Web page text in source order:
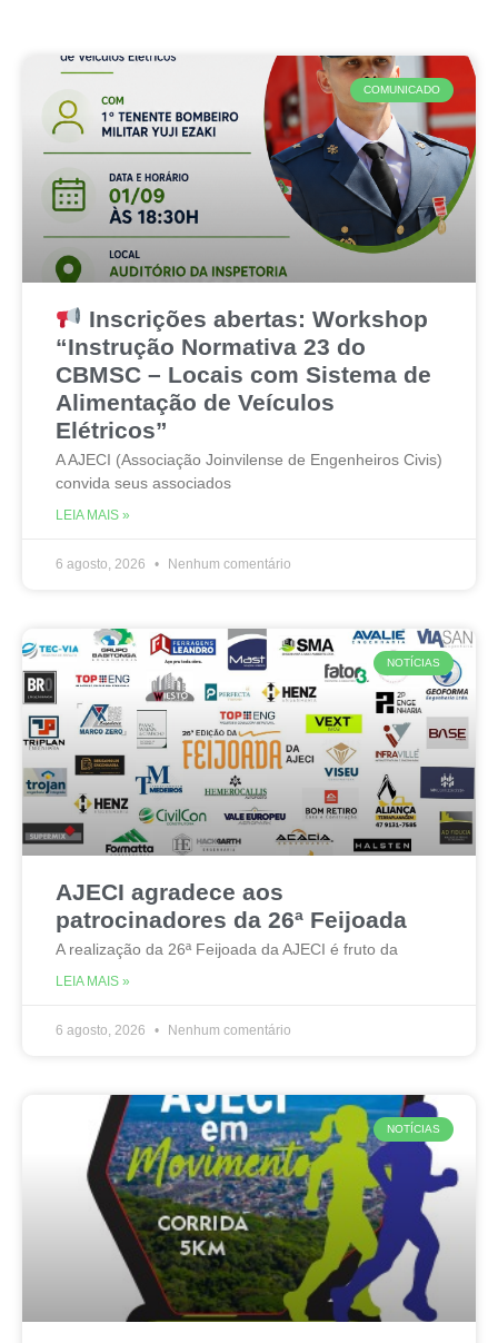
COMUNICADO
Inscrições abertas: Workshop
“Instrução Normativa 23 do
CBMSC – Locais com Sistema de
Alimentação de Veículos
Elétricos”
A AJECI (Associação Joinvilense de Engenheiros Civis)
convida seus associados
LEIA MAIS »
6 agosto, 2026 Nenhum comentário
NOTÍCIAS
AJECI agradece aos
patrocinadores da 26ª Feijoada
A realização da 26ª Feijoada da AJECI é fruto da
LEIA MAIS »
6 agosto, 2026 Nenhum comentário
NOTÍCIAS